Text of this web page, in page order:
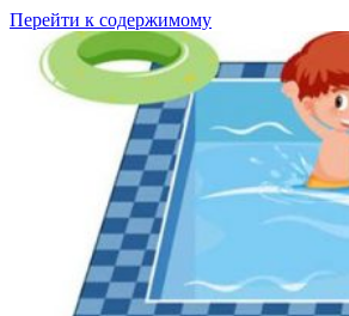
Перейти к содержимому